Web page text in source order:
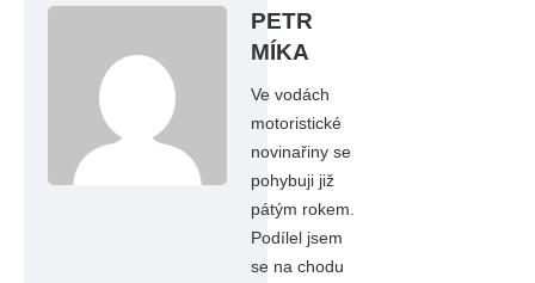
PETR
MÍKA
Ve vodách
motoristické
novinařiny se
pohybuji již
pátým rokem.
Podílel jsem
se na chodu